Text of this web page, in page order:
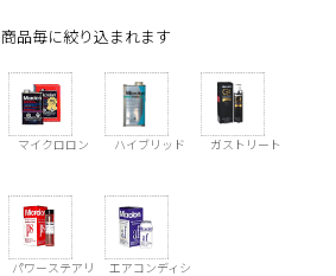
品毎に絞り込まれます
マイクロロン ハイブリッド ガストリート
パワーステアリ
エアコンディシ